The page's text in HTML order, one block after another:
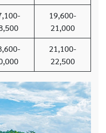
19,600-
21,000
21,100-
22,500